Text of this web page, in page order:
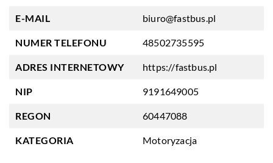
E-MAIL biuro@fastbus.pl
NUMER TELEFONU 48502735595
ADRES INTERNETOWY https://fastbus.pl
NIP 9191649005
REGON 60447088
KATEGORIA Motoryzacja